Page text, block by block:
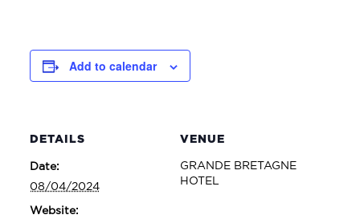
Add to calendar
DETAILS
Date:
08/04/2024
Website:
VENUE
GRANDE BRETAGNE
HOTEL